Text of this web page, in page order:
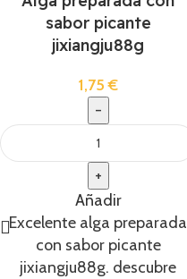
sabor picante
jixiangju88g
1,75€
Añadir
Excelente alga preparada
con sabor picante
jixiangju88g. descubre